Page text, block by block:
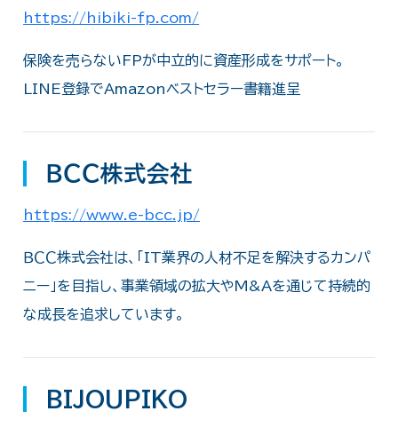
https://hibiki-fp.com/
保険を売らないFPが中立的に資産形成をサポート。
LINE登録でAmazonベストセラー書籍進呈
ＢＣＣ株式会社
https://www.e-bcc.jp/
ＢＣＣ株式会社は、「IT業界の人材不足を解決するカンパ
ニー」を目指し、事業領域の拡大やM&Aを通じて持続的
な成長を追求しています。
BIJOUPIKO